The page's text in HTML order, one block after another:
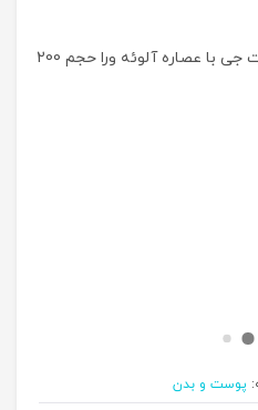
پوست و بدن